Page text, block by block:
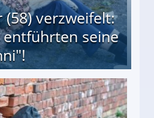
(58) verzweifelt:
seine